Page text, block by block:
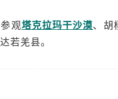
观塔克拉玛干沙漠、胡
若羌县。